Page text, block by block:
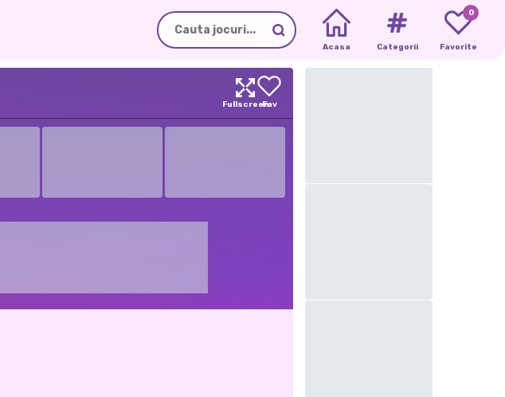
Acasa Categorii
0
Favorite